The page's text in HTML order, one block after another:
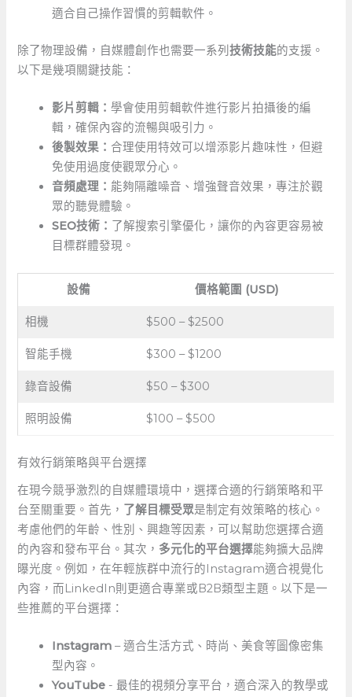
適合自己操作習慣的剪輯軟件。
除了物理設備，自媒體創作也需要一系列技術技能的支援。
以下是幾項關鍵技能：
影片剪輯：學會使用剪輯軟件進行影片拍攝後的編
輯，確保內容的流暢與吸引力。
後製效果： 合理使用特效可以增添影片趣味性，但避
免使用過度使觀眾分心。
音頻處理： 能夠隔離噪音、增強聲音效果，專注於觀
眾的聽覺體驗。
SEO技術： 了解搜索引擎優化，讓你的內容更容易被
目標群體發現。
設備 價格範圍 (USD)
相機 $500 – $2500
智能手機 $300​ – $1200
錄音設備 $50 – $300
照明設備 $100 – $500
有效行銷策略與平台選擇
在現今競爭激烈的自媒體環境中，選擇合適的行銷策略和平
台至關重要。首先， 了解目標受眾是制定有效策略的核心。
考慮他們的年齡、性別、興趣等因素，可以幫助您選擇合適
的內容和發布平台。其次， 多元化的平台選擇能夠擴大品牌
曝光度。例如，在年輕族群中流行的Instagram適合視覺化
內容，而LinkedIn則更適合專業或B2B類型主題。以下是一
些推薦的平台選擇：
Instagram – 適合生活方式、時尚、美食等圖像密集
型內容。
YouTube -⁤ 最佳的視頻分享平台，適合深入的教學或